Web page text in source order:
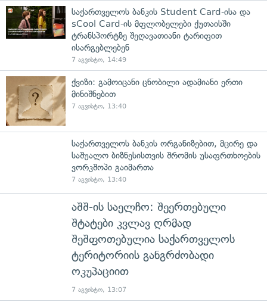
საქართველოს ბანკის Student Card-ისა და
sCool Card-ის მფლობელები ქუთაისში
ტრანსპორტზე შეღავათიანი ტარიფით
ისარგებლებენ
7 აგვისტო, 14:49
ქვიზი: გამოიცანი ცნობილი ადამიანი ერთი
მინიშნებით
7 აგვისტო, 13:40
საქართველოს ბანკის ორგანიზებით, მცირე და
საშუალო ბიზნესისთვის შრომის უსაფრთხოების
ვორკშოპი გაიმართა
7 აგვისტო, 13:40
აშშ-ის საელჩო: შეერთებული
შტატები კვლავ ღრმად
შეშფოთებულია საქართველოს
ტერიტორიის განგრძობადი
ოკუპაციით
7 აგვისტო, 13:07